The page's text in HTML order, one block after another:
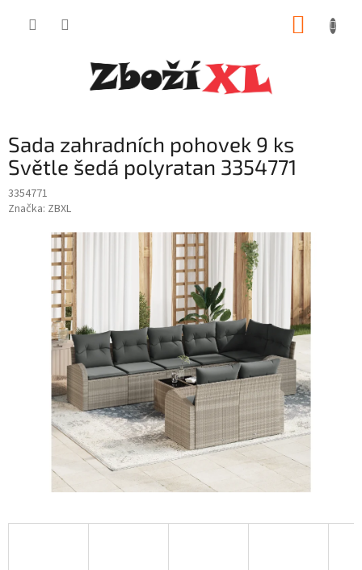
Sada zahradních pohovek 9 ks
Světle šedá polyratan 3354771
3354771
Značka: ZBXL